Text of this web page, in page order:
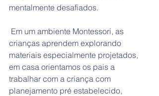
mentalmente desafiados.
crianças aprendem explorando
materiais especialmente projetados,
em casa orientamos os pais a
trabalhar com a criança com
planejamento pré estabelecido,